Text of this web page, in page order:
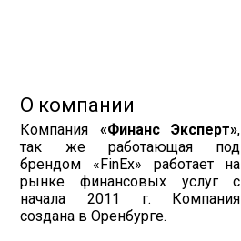
О компании
Компания «Финанс Эксперт»,
так же работающая под
брендом «FinEx» работает на
рынке финансовых услуг с
начала 2011 г. Компания
создана в Оренбурге.